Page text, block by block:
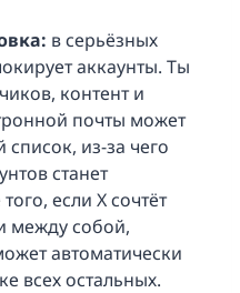
в серьёзных
аккаунты. Ты
контент и
почты может
из-за чего
станет
если X сочтёт
между собой,
автоматически
всех остальных.